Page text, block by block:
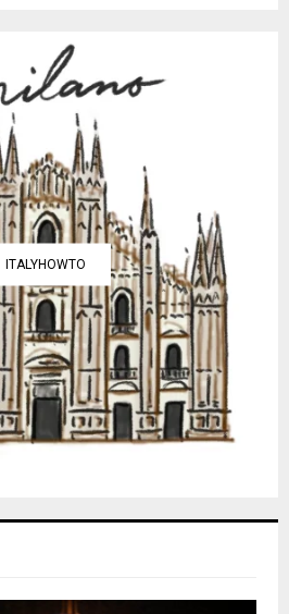
ITALYHOWTO